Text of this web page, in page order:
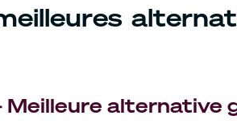
Meilleure alternative